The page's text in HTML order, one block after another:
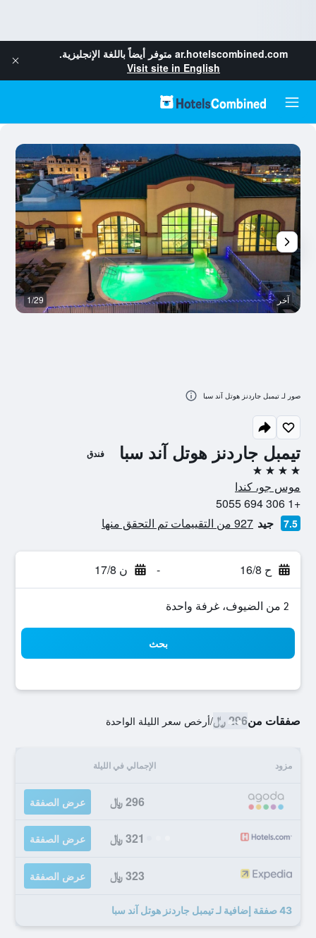
ar.hotelscombined.com متوفر أيضاً باللغة الإنجليزية.
Visit site in English
تيمبل جاردنز هوتل آند سبا فندق
4 نجوم
موس جو، كندا
+1 306 694 5055
7.5 جيد 927 من التقييمات تم التحقق منها
ح 16/8 - ن 17/8
2 من الضيوف، غرفة واحدة
بحث
صفقات من296 ﷼ /أرخص سعر الليلة الواحدة
مزود الإجمالي في الليلة
296 ﷼ عرض الصفقة
321 ﷼ عرض الصفقة
323 ﷼ عرض الصفقة
43 صفقة إضافية لـ تيمبل جاردنز هوتل آند سبا
آخر 1/29
صور لـ تيمبل جاردنز هوتل آند سبا